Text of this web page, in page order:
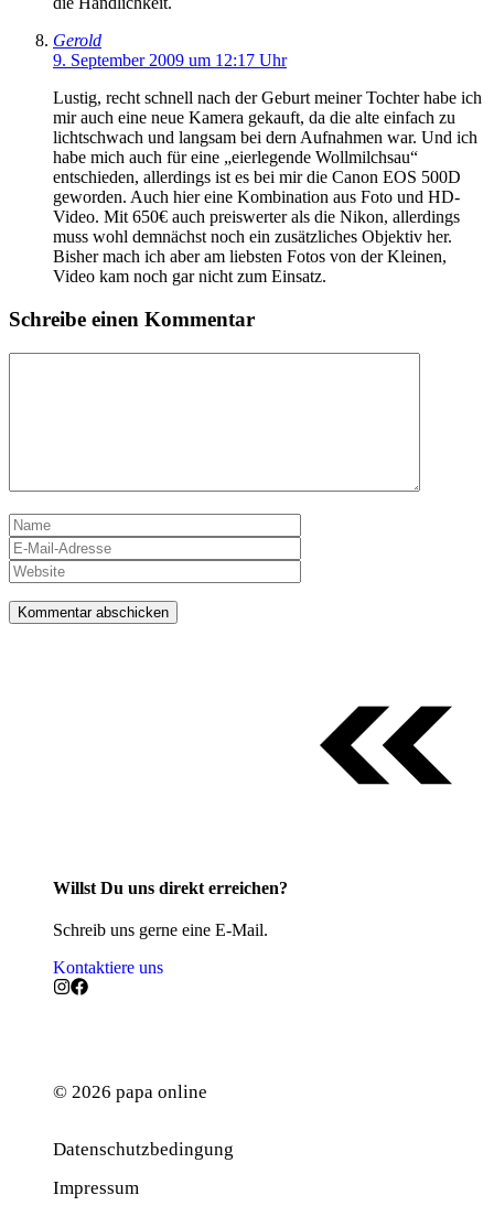
Gerold
9. September 2009 um 12:17 Uhr
Lustig, recht schnell nach der Geburt meiner Tochter habe ich
mir auch eine neue Kamera gekauft, da die alte einfach zu
lichtschwach und langsam bei dern Aufnahmen war. Und ich
habe mich auch für eine „eierlegende Wollmilchsau“
entschieden, allerdings ist es bei mir die Canon EOS 500D
geworden. Auch hier eine Kombination aus Foto und HD-
Video. Mit 650€ auch preiswerter als die Nikon, allerdings
muss wohl demnächst noch ein zusätzliches Objektiv her.
Bisher mach ich aber am liebsten Fotos von der Kleinen,
Video kam noch gar nicht zum Einsatz.
Schreibe einen Kommentar
Name
Mail-
Adresse
Willst Du uns direkt erreichen?
Schreib uns gerne eine E-Mail.
Kontaktiere uns
© 2026 papa online
Datenschutzbedingung
Impressum